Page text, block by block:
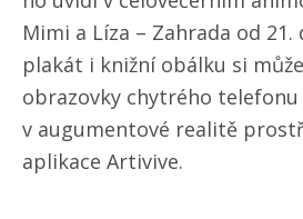
Mimi a Líza – Zahrada od
plakát i knižní obálku si
obrazovky chytrého
v augumentové realitě
aplikace Artivive.